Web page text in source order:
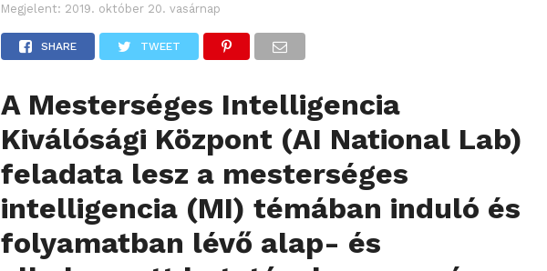
Megjelent: 2019. október 20. vasárnap
SHARE TWEET
A Mesterséges Intelligencia
Kiválósági Központ (AI National Lab)
feladata lesz a mesterséges
intelligencia (MI) témában induló és
folyamatban lévő alap- és